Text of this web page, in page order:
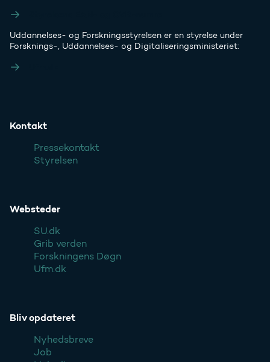
Uddannelses- og Forskningsstyrelsen er en styrelse under
Forsknings-, Uddannelses- og Digitaliseringsministeriet:
Kontakt
Pressekontakt
Styrelsen
Websteder
SU.dk
Grib verden
Forskningens Døgn
Ufm.dk
Bliv opdateret
Nyhedsbreve
Job